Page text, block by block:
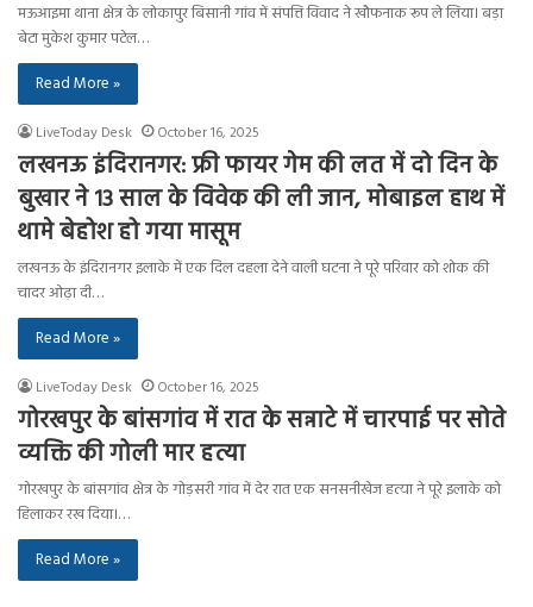
मऊआइमा थाना क्षेत्र के लोकापुर बिसानी गांव में संपत्ति विवाद ने खौफनाक रूप ले लिया। बड़ा
बेटा मुकेश कुमार पटेल…
Read More »
LiveToday Desk October 16, 2025
लखनऊ इंदिरानगर: फ्री फायर गेम की लत में दो दिन के
बुखार ने 13 साल के विवेक की ली जान, मोबाइल हाथ में
थामे बेहोश हो गया मासूम
लखनऊ के इंदिरानगर इलाके में एक दिल दहला देने वाली घटना ने पूरे परिवार को शोक की
चादर ओढ़ा दी…
Read More »
LiveToday Desk October 16, 2025
गोरखपुर के बांसगांव में रात के सन्नाटे में चारपाई पर सोते
व्यक्ति की गोली मार हत्या
गोरखपुर के बांसगांव क्षेत्र के गोड़सरी गांव में देर रात एक सनसनीखेज हत्या ने पूरे इलाके को
हिलाकर रख दिया।…
Read More »